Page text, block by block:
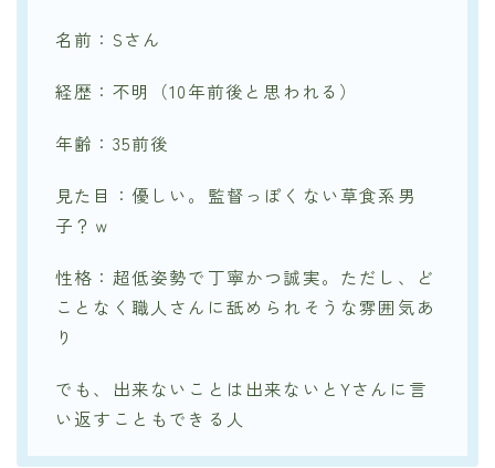
名前：Sさん
経歴：不明（10年前後と思われる）
年齢：35前後
見た目：優しい。監督っぽくない草食系男
子？ｗ
性格：超低姿勢で丁寧かつ誠実。ただし、ど
ことなく職人さんに舐められそうな雰囲気あ
り
でも、出来ないことは出来ないとYさんに言
い返すこともできる人